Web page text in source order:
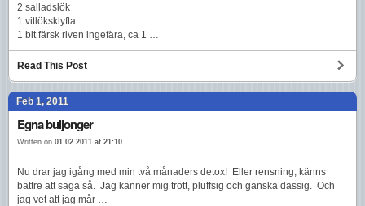
2 salladslök
1 vitlöksklyfta
1 bit färsk riven ingefära, ca 1 …
Read This Post
Feb 1, 2011
Egna buljonger
Written on 01.02.2011 at 21:10
Nu drar jag igång med min två månaders detox! Eller rensning, känns
bättre att säga så. Jag känner mig trött, pluffsig och ganska dassig. Och
jag vet att jag mår …